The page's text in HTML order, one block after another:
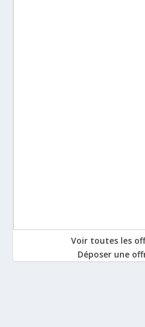
Voir toutes les
Déposer une